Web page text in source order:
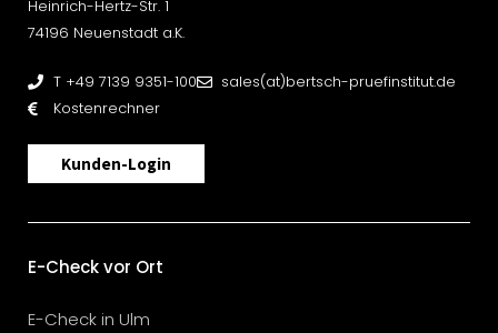
Heinrich-Hertz-Str. 1
74196 Neuenstadt a.K.
T +49 7139 9351-100
sales(at)bertsch-pruefinstitut.de
Kostenrechner
Kunden-Login
E-Check vor Ort
E-Check in Ulm